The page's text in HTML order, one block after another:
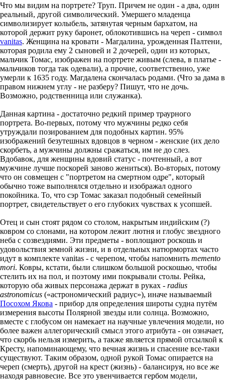
Что мы видим на портрете? Труп. Причем не один - а два, один
реальный, другой символический. Умершего младенца
символизирует колыбель, затянутая черным бархатом, на
которой держит руку баронет, облокотившись на череп - символ
vanitas. Женщина на кровати - Магдалина, урожденная Палтени,
которая родила ему 2 сыновей и 2 дочерей, один из которых,
мальчик Томас, изображен на портрете живым (слева, в платье -
мальчиков тогда так одевали), а прочие, соответственно, уже
умерли к 1635 году. Магдалена скончалась родами. (Что за дама в
правом нижнем углу - не разберу? Пишут, что не дочь.
Возможно, родственница или служанка).
Данная картина - достаточно редкий пример траурного
портрета. Во-первых, потому что мужчины редко себя
утруждали позированием для подобных картин. 95%
изображений безутешных вдовцов в черном - женские (их дело
скорбеть, а мужчины должны сражаться, им не до слез.
Вдобавок, для женщины вдовий статус - почтенный, а вот
мужчине лучше поскорей заново жениться). Во-вторых, потому
что он совмещен с "портретом на смертном одре", который
обычно тоже выполнялся отдельно и изображал одного
покойника. То, что сэр Томас заказал подобный семейный
портрет, свидетельствует о его глубоких чувствах к усопшей.
Отец и сын стоят рядом со столом, накрытым индийским (?)
ковром со слонами, на котором лежит лютня и глобус звездного
неба с созвездиями. Эти предметы - воплощают роскошь и
удовольствия земной жизни, и в отдельных натюрмортах часто
идут в комплекте vanitas - с черепом, чтобы напомнить memento
mori. Ковры, кстати, были слишком большой роскошью, чтобы
стелить их на пол, и поэтому ими покрывали столы. Рейка,
которую оба живых персонажа держат в руках - radius
astronomicus («астрономический радиус»), иначе называемый
Посохом Якова - прибор для определения широты судна путём
измерения высоты Полярной звезды или солнца. Возможно,
вместе с глобусом он намекает на научные увлечения модели, но
более важен аллегорический смысл этого атрибута - он означает,
что скорбь нельзя измерить, а также является прямой отсылкой к
Кресту, напоминающему, что вечная жизнь и спасение все-таки
существуют. Таким образом, одной рукой Томас опирается на
череп (смерть), другой на крест (жизнь) - балансируя, но все же
находя равновесие. Все это увенчивается гербом модели,